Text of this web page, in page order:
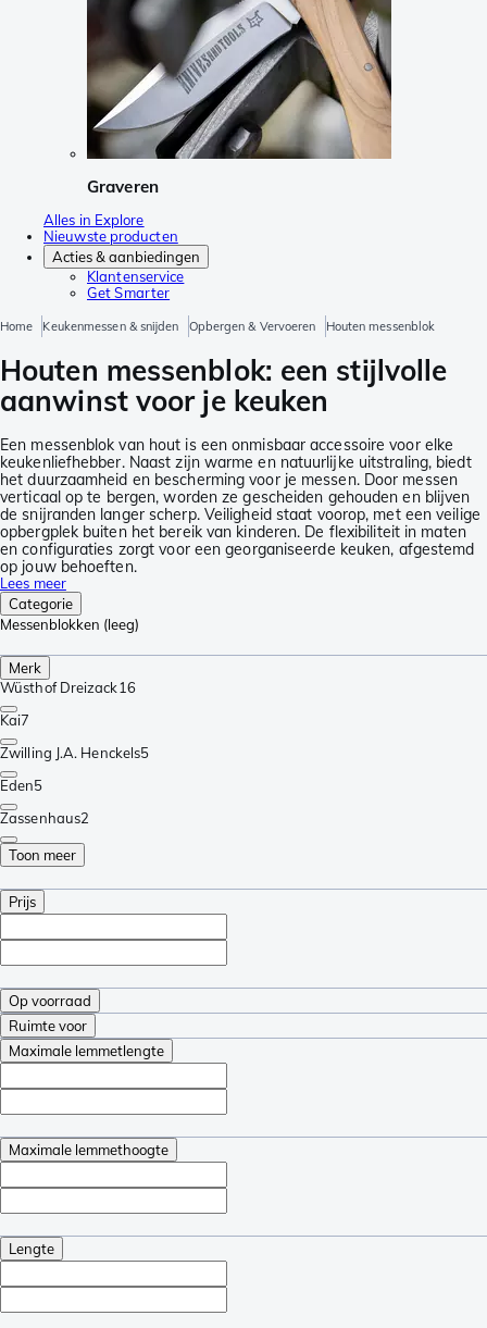
Graveren
Alles in Explore
Nieuwste producten
Acties & aanbiedingen
Klantenservice
Get Smarter
Home Keukenmessen & snijden Opbergen & Vervoeren Houten messenblok
Houten messenblok: een stijlvolle
aanwinst voor je keuken
Een messenblok van hout is een onmisbaar accessoire voor elke
keukenliefhebber. Naast zijn warme en natuurlijke uitstraling, biedt
het duurzaamheid en bescherming voor je messen. Door messen
verticaal op te bergen, worden ze gescheiden gehouden en blijven
de snijranden langer scherp. Veiligheid staat voorop, met een veilige
opbergplek buiten het bereik van kinderen. De flexibiliteit in maten
en configuraties zorgt voor een georganiseerde keuken, afgestemd
op jouw behoeften.
Lees meer
Categorie
Messenblokken (leeg)
Merk
Wüsthof Dreizack16
Kai7
Zwilling J.A. Henckels5
Eden5
Zassenhaus2
Toon meer
Prijs
Op voorraad
Ruimte voor
Maximale lemmetlengte
Maximale lemmethoogte
Lengte